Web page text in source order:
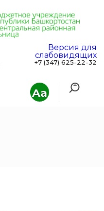
Aa
Версия для
слабовидящих
+7 (347) 625-22-32